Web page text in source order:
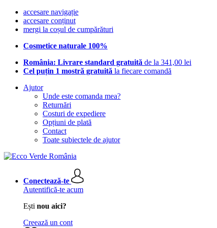
accesare navigație
accesare conținut
mergi la coșul de cumpărături
Cosmetice naturale 100%
România: Livrare standard gratuită de la 341,00 lei
Cel puțin 1 mostră gratuită la fiecare comandă
Ajutor
Unde este comanda mea?
Returnări
Costuri de expediere
Opțiuni de plată
Contact
Toate subiectele de ajutor
Conectează-te
Autentifică-te acum
Ești nou aici?
Creează un cont